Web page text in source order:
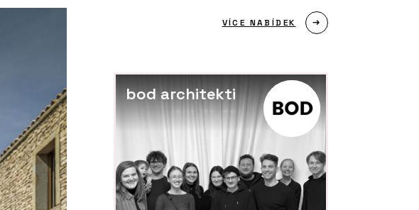
VÍCE NABÍDEK
bod architekti